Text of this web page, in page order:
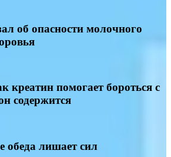
об опасности молочного
креатин помогает бороться с
содержится
обеда лишает сил